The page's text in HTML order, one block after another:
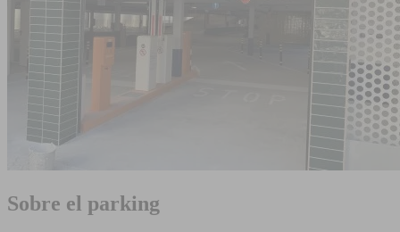
Sobre el parking